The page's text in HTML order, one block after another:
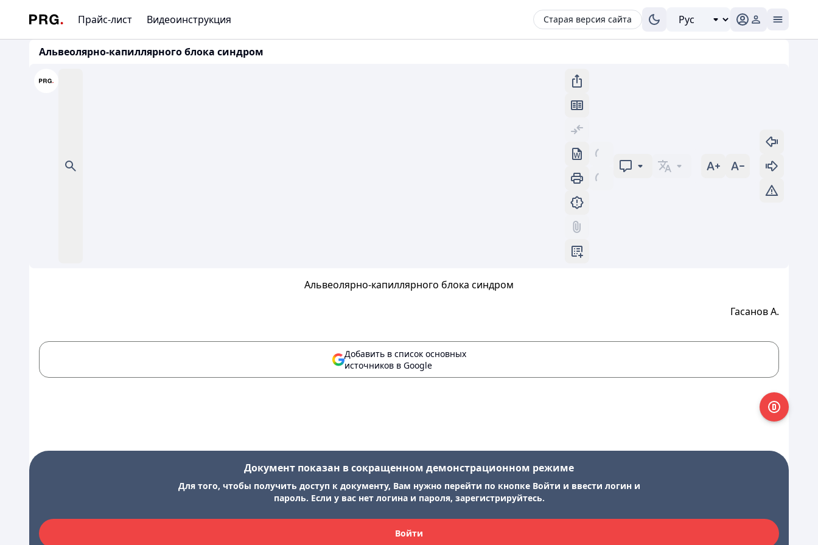
Прайс-лист Видеоинструкция Старая версия сайта
Альвеолярно-капиллярного блока синдром
Альвеолярно-капиллярного блока синдром
Гасанов А.
Добавить в список основных
источников в Google
Документ показан в сокращенном демонстрационном режиме
Для того, чтобы получить доступ к документу, Вам нужно перейти по кнопке Войти и ввести логин и
пароль. Если у вас нет логина и пароля, зарегистрируйтесь.
Войти